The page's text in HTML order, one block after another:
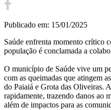
Publicado em: 15/01/2025
Saúde enfrenta momento crítico
população é conclamada a
O município de Saúde vive um
com as queimadas que atingem
do Paiaiá e Grota das Oliveiras.
rapidamente, trazendo danos ao
além de impactos para as